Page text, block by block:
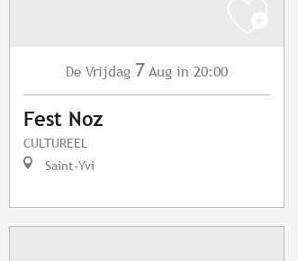
De Vrijdag 7 Aug in 20:00
Fest Noz
CULTUREEL
Saint-Yvi